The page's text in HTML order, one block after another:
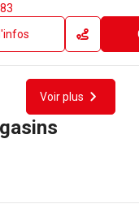
Voir plus